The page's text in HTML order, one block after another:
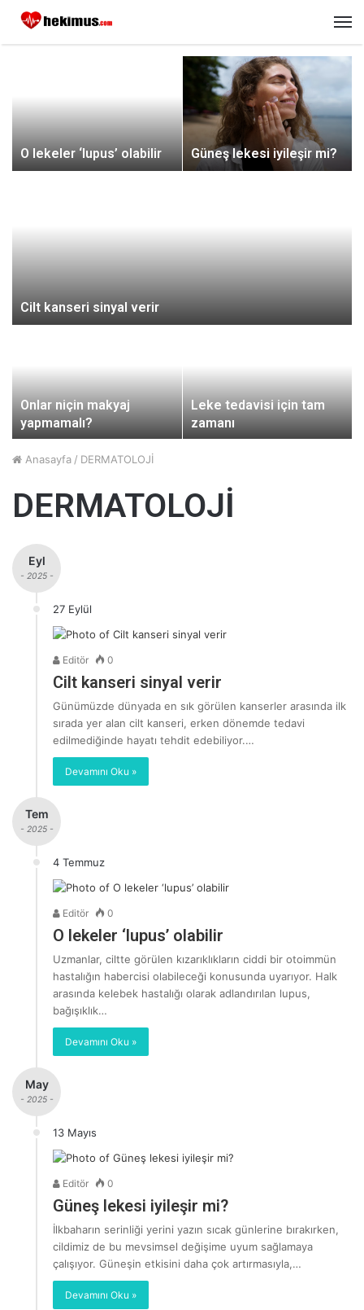
Cilt kanseri sinyal verir
O lekeler ‘lupus’ olabilir Güneş lekesi iyileşir mi?
Onlar niçin makyaj
yapmamalı?
Leke tedavisi için tam
zamanı
Anasayfa / DERMATOLOJİ
DERMATOLOJİ
Eyl
- 2025 -
27 Eylül
Editör 0
Cilt kanseri sinyal verir
Günümüzde dünyada en sık görülen kanserler arasında ilk
sırada yer alan cilt kanseri, erken dönemde tedavi
edilmediğinde hayatı tehdit edebiliyor.…
Devamını Oku »
Tem
- 2025 -
4 Temmuz
Editör 0
O lekeler ‘lupus’ olabilir
Uzmanlar, ciltte görülen kızarıklıkların ciddi bir otoimmün
hastalığın habercisi olabileceği konusunda uyarıyor. Halk
arasında kelebek hastalığı olarak adlandırılan lupus,
bağışıklık…
Devamını Oku »
May
- 2025 -
13 Mayıs
Editör 0
Güneş lekesi iyileşir mi?
İlkbaharın serinliği yerini yazın sıcak günlerine bırakırken,
cildimiz de bu mevsimsel değişime uyum sağlamaya
çalışıyor. Güneşin etkisini daha çok artırmasıyla,…
Devamını Oku »